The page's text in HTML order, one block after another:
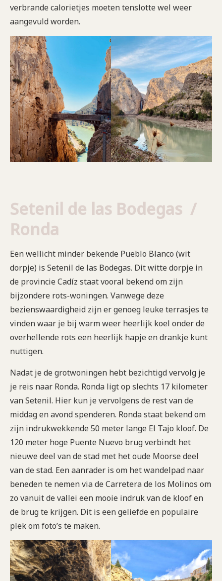
verbrande calorietjes moeten tenslotte wel weer
aangevuld worden.
Setenil de las Bodegas /
Ronda
Een wellicht minder bekende Pueblo Blanco (wit
dorpje) is Setenil de las Bodegas. Dit witte dorpje in
de provincie Cadíz staat vooral bekend om zijn
bijzondere rots-woningen. Vanwege deze
bezienswaardigheid zijn er genoeg leuke terrasjes te
vinden waar je bij warm weer heerlijk koel onder de
overhellende rots een heerlijk hapje en drankje kunt
nuttigen.
Nadat je de grotwoningen hebt bezichtigd vervolg je
je reis naar Ronda. Ronda ligt op slechts 17 kilometer
van Setenil. Hier kun je vervolgens de rest van de
middag en avond spenderen. Ronda staat bekend om
zijn indrukwekkende 50 meter lange El Tajo kloof. De
120 meter hoge Puente Nuevo brug verbindt het
nieuwe deel van de stad met het oude Moorse deel
van de stad. Een aanrader is om het wandelpad naar
beneden te nemen via de Carretera de los Molinos om
zo vanuit de vallei een mooie indruk van de kloof en
de brug te krijgen. Dit is een geliefde en populaire
plek om foto’s te maken.